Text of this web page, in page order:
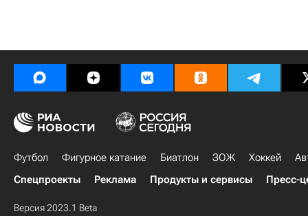
Футбол Фигурное катание Биатлон ЗОЖ Хоккей
Спецпроекты
Реклама Продукты и сервисы Пресс-
Версия 2023.1 Beta